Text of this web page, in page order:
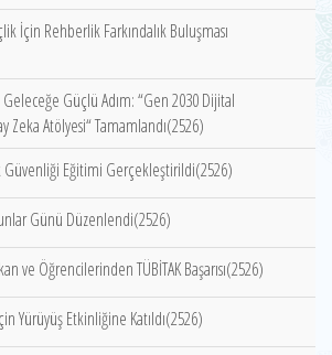
İçin Rehberlik Farkındalık Buluşması
Güçlü Adım: “Gen 2030 Dijital
Zeka Atölyesi“ Tamamlandı(2526)
Güvenliği Eğitimi Gerçekleştirildi(2526)
Günü Düzenlendi(2526)
ve Öğrencilerinden TÜBİTAK Başarısı(2526)
Yürüyüş Etkinliğine Katıldı(2526)